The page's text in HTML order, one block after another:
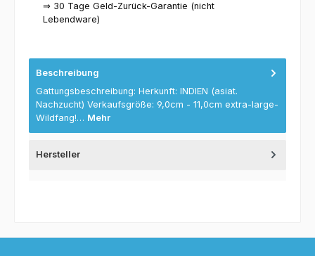
⇒ 30 Tage Geld-Zurück-Garantie (nicht
Lebendware)
Beschreibung
Gattungsbeschreibung: Herkunft: INDIEN (asiat.
Nachzucht) Verkaufsgröße: 9,0cm - 11,0cm extra-large-
Wildfang!… Mehr
Hersteller